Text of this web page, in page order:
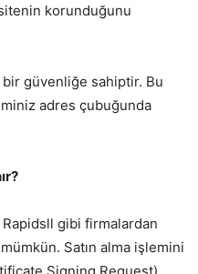
korunduğunu
güvenliğe sahiptir. Bu
adres çubuğunda
gibi firmalardan
Satın alma işlemini